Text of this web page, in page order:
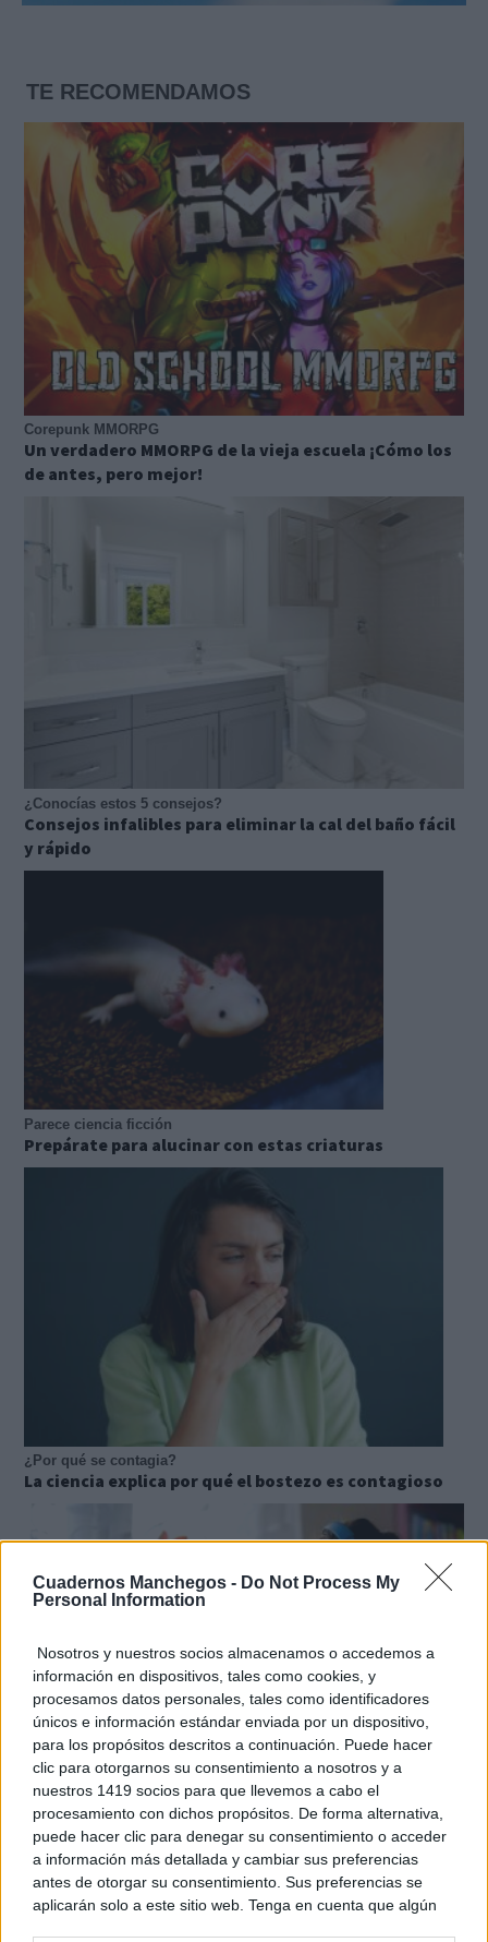
Cuadernos Manchegos - Do Not Process My
Personal Information
Nosotros y nuestros socios almacenamos o accedemos a
información en dispositivos, tales como cookies, y
procesamos datos personales, tales como identificadores
únicos e información estándar enviada por un dispositivo,
para los propósitos descritos a continuación. Puede hacer
clic para otorgarnos su consentimiento a nosotros y a
nuestros 1419 socios para que llevemos a cabo el
procesamiento con dichos propósitos. De forma alternativa,
puede hacer clic para denegar su consentimiento o acceder
a información más detallada y cambiar sus preferencias
antes de otorgar su consentimiento. Sus preferencias se
aplicarán solo a este sitio web. Tenga en cuenta que algún
TE RECOMENDAMOS
Corepunk MMORPG
Un verdadero MMORPG de la vieja escuela ¡Cómo los
de antes, pero mejor!
¿Conocías estos 5 consejos?
Consejos infalibles para eliminar la cal del baño fácil
y rápido
Parece ciencia ficción
Prepárate para alucinar con estas criaturas
¿Por qué se contagia?
La ciencia explica por qué el bostezo es contagioso
Tu memoria y la música
Esa canción antigua que no olvidas tiene una
explicación